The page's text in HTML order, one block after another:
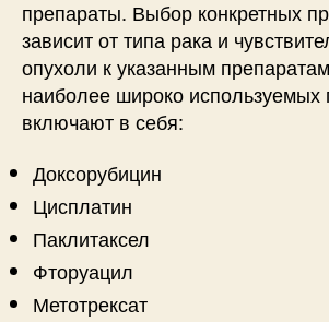
препараты. Выбор конкретных
зависит от типа рака и
опухоли к указанным
наиболее широко используемых
включают в себя:
Доксорубицин
Цисплатин
Паклитаксел
Фторуацил
Метотрексат